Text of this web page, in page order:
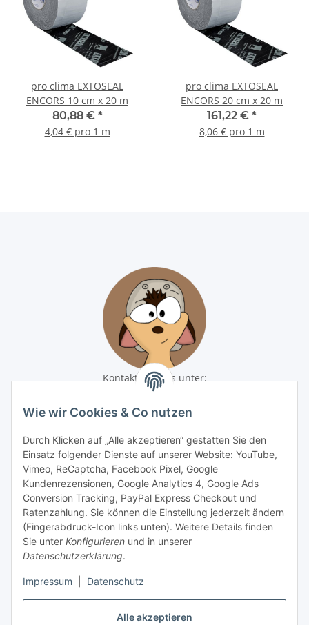
Alle akzeptieren
Wie wir Cookies & Co nutzen
Durch Klicken auf „Alle akzeptieren“ gestatten Sie den
Einsatz folgender Dienste auf unserer Website: YouTube,
Vimeo, ReCaptcha, Facebook Pixel, Google
Kundenrezensionen, Google Analytics 4, Google Ads
Conversion Tracking, PayPal Express Checkout und
Ratenzahlung. Sie können die Einstellung jederzeit ändern
(Fingerabdruck-Icon links unten). Weitere Details finden
Sie unter Konfigurieren und in unserer
Datenschutzerklärung.
Impressum Datenschutz
pro clima EXTOSEAL
ENCORS 10 cm x 20 m
80,88 € *
4,04 € pro 1 m
pro clima EXTOSEAL
ENCORS 20 cm x 20 m
161,22 € *
8,06 € pro 1 m
Kontaktiere uns unter:
shop@baunativ.de
+49 3435 66699899
Gesetzliche Informationen
Zahlungsmöglichkeiten